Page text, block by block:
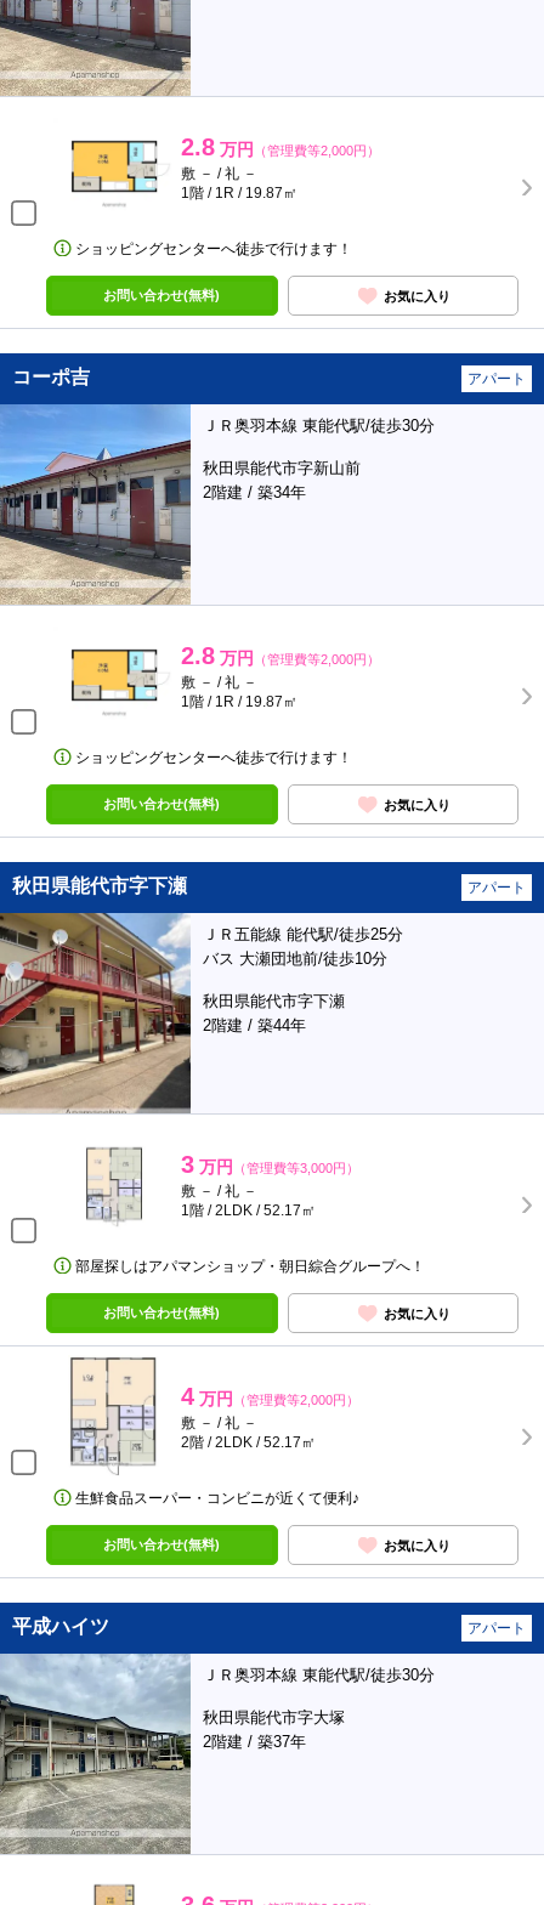
2.8 万円 （管理費等2,000円）
敷 － / 礼 －
1階 / 1R / 19.87㎡
ショッピングセンターへ徒歩で行けます！
お問い合わせ(無料) お気に入り
コーポ吉 アパート
ＪＲ奥羽本線 東能代駅/徒歩30分
秋田県能代市字新山前
2階建 / 築34年
2.8 万円 （管理費等2,000円）
敷 － / 礼 －
1階 / 1R / 19.87㎡
ショッピングセンターへ徒歩で行けます！
お問い合わせ(無料) お気に入り
秋田県能代市字下瀬 アパート
ＪＲ五能線 能代駅/徒歩25分
バス 大瀬団地前/徒歩10分
秋田県能代市字下瀬
2階建 / 築44年
3 万円 （管理費等3,000円）
敷 － / 礼 －
1階 / 2LDK / 52.17㎡
部屋探しはアパマンショップ・朝日綜合グループへ！
お問い合わせ(無料) お気に入り
4 万円 （管理費等2,000円）
敷 － / 礼 －
2階 / 2LDK / 52.17㎡
生鮮食品スーパー・コンビニが近くて便利♪
お問い合わせ(無料) お気に入り
平成ハイツ アパート
ＪＲ奥羽本線 東能代駅/徒歩30分
秋田県能代市字大塚
2階建 / 築37年